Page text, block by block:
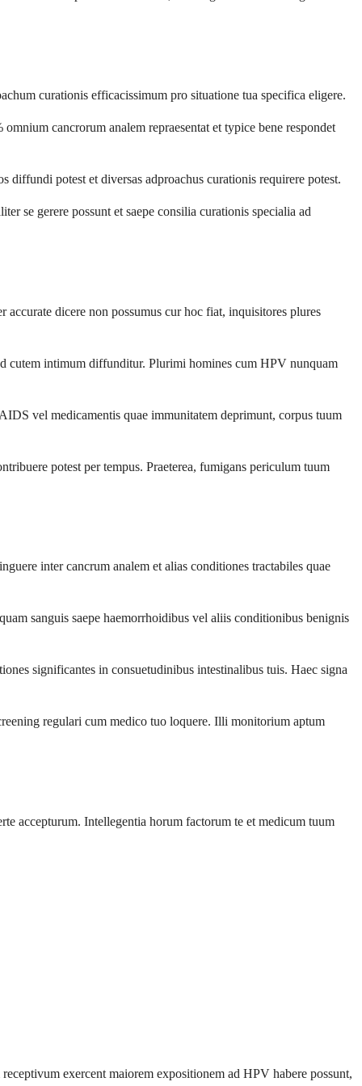
curationis efficacissimum pro situatione tua specifica eligere.
cancrorum analem repraesentat et typice bene respondet
potest et diversas adproachus curationis requirere potest.
se gerere possunt et saepe consilia curationis specialia ad
dicere non possumus cur hoc fiat, inquisitores plures
cutem intimum diffunditur. Plurimi homines cum HPV nunquam
vel medicamentis quae immunitatem deprimunt, corpus tuum
potest per tempus. Praeterea, fumigans periculum tuum
inter cancrum analem et alias conditiones tractabiles quae
sanguis saepe haemorrhoidibus vel aliis conditionibus benignis
significantes in consuetudinibus intestinalibus tuis. Haec signa
regulari cum medico tuo loquere. Illi monitorium aptum
accepturum. Intellegentia horum factorum te et medicum tuum
exercent maiorem expositionem ad HPV habere possunt,